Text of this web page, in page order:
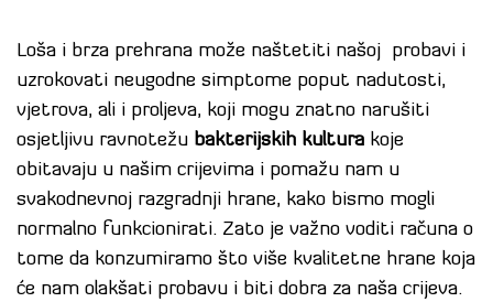
Loša i brza prehrana može naštetiti našoj probavi i
uzrokovati neugodne simptome poput nadutosti,
vjetrova, ali i proljeva, koji mogu znatno narušiti
osjetljivu ravnotežu bakterijskih kultura koje
obitavaju u našim crijevima i pomažu nam u
svakodnevnoj razgradnji hrane, kako bismo mogli
normalno funkcionirati. Zato je važno voditi računa o
tome da konzumiramo što više kvalitetne hrane koja
će nam olakšati probavu i biti dobra za naša crijeva.